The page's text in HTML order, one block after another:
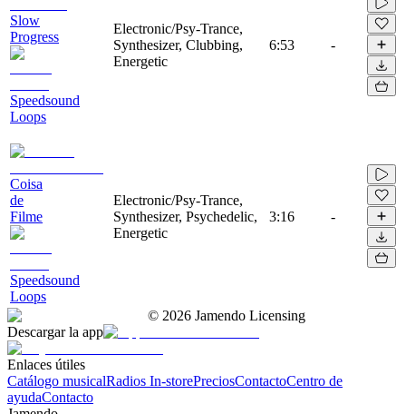
Slow
Progress
Speedsound
Loops
Electronic/Psy-Trance,
Synthesizer, Clubbing,
Energetic
6:53 -
Coisa
de
Filme
Speedsound
Loops
Electronic/Psy-Trance,
Synthesizer, Psychedelic,
Energetic
3:16 -
© 2026 Jamendo Licensing
Descargar la app
Enlaces útiles
Catálogo musicalRadios In-storePreciosContactoCentro de
ayudaContacto